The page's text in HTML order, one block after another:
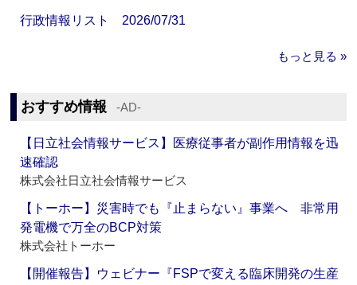
行政情報リスト 2026/07/31
もっと見る »
おすすめ情報 ‐AD‐
【日立社会情報サービス】医療従事者が副作用情報を迅
速確認
株式会社日立社会情報サービス
【トーホー】災害時でも『止まらない』事業へ 非常用
発電機で万全のBCP対策
株式会社トーホー
【開催報告】ウェビナー『FSPで変える臨床開発の生産